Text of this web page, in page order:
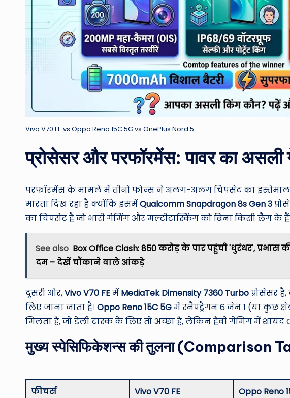
Vivo V70 FE vs Oppo Reno 15C 5G vs OnePlus Nord 5
प्रोसेसर और परफॉरमेंस: पावर का असली
परफॉरमेंस के मामले में तीनों फोन्स ने अलग-अलग चिपसेट का इस्तेमाल
मारता दिख रहा है क्योंकि इसमेंQualcomm Snapdragon 8s Gen 3
का चिपसेट है जो भारी गेमिंग और मल्टीटास्किंग को बिना किसी लैग के
See also Box Office Clash: 850 करोड़ के पार पहुंची 'धुरंधर', प्रभास
दम – देखें चौंकाने वाले आंकड़े
दूसरी ओर,Vivo V70 FEमें MediaTek Dimensity 7360 Turboप्रोसेसर
लिए जाना जाता है। Oppo Reno 15C 5Gमें स्नैपड्रैगन 6 जेन 1 (या कुछ
मिलता है, जो डेली टास्क के लिए तो अच्छा है, लेकिन हैवी गेमिंग में शायद
मुख्य स्पेसिफिकेशन्स की तुलना (Comparison
फीचर्स Vivo V70 FE Oppo Reno